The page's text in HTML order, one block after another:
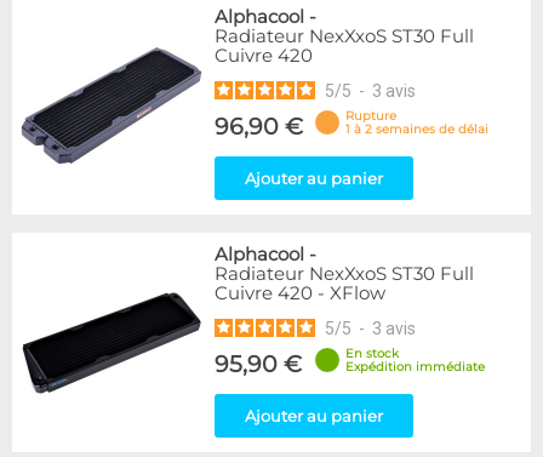
Alphacool -
Radiateur NexXxoS ST30 Full
Cuivre 420
5/5 - 3 avis
96,90 €
Rupture
1 à 2 semaines de délai
Ajouter au panier
Alphacool -
Radiateur NexXxoS ST30 Full
Cuivre 420 - XFlow
5/5 - 3 avis
95,90 €
En stock
Expédition immédiate
Ajouter au panier